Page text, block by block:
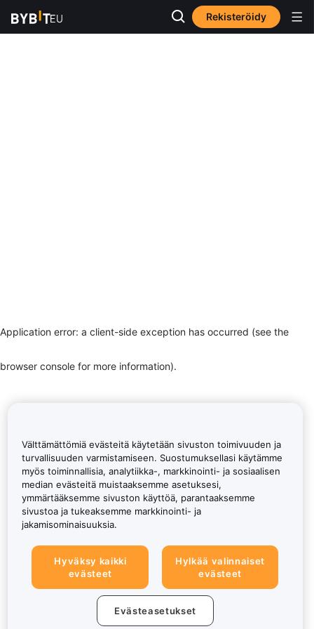
Rekisteröidy
Application error: a client-side exception has occurred (see the
browser console for more information).
Välttämättömiä evästeitä käytetään sivuston toimivuuden ja
turvallisuuden varmistamiseen. Suostumuksellasi käytämme
myös toiminnallisia, analytiikka-, markkinointi- ja sosiaalisen
median evästeitä muistaaksemme asetuksesi,
ymmärtääksemme sivuston käyttöä, parantaaksemme
sivustoa ja tukeaksemme markkinointi- ja
jakamisominaisuuksia.
Hyväksy kaikki
evästeet
Hylkää valinnaiset
evästeet
Evästeasetukset